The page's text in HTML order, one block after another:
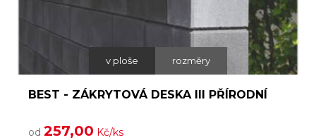
v ploše rozměry
BEST - ZÁKRYTOVÁ DESKA III PŘÍRODNÍ
od 257,00 Kč/ks